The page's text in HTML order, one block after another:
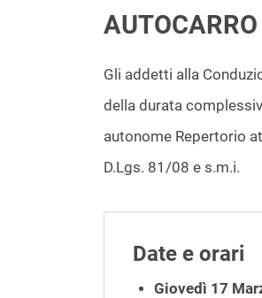
sul
lavoro
81/08
AUTOCARRO
Gli addetti alla
della durata
autonome Repertorio
D.Lgs. 81/08 e s.m.i.
Date e orari
Giovedì 17